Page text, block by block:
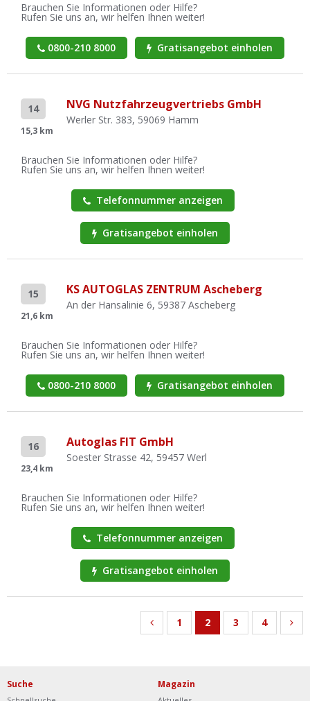
Brauchen Sie Informationen oder Hilfe?
Rufen Sie uns an, wir helfen Ihnen weiter!
0800-210 8000 Gratisangebot einholen
14
15,3 km
NVG Nutzfahrzeugvertriebs GmbH
Werler Str. 383, 59069 Hamm
Brauchen Sie Informationen oder Hilfe?
Rufen Sie uns an, wir helfen Ihnen weiter!
Telefonnummer anzeigen
Gratisangebot einholen
15
21,6 km
KS AUTOGLAS ZENTRUM Ascheberg
An der Hansalinie 6, 59387 Ascheberg
Brauchen Sie Informationen oder Hilfe?
Rufen Sie uns an, wir helfen Ihnen weiter!
0800-210 8000 Gratisangebot einholen
16
23,4 km
Autoglas FIT GmbH
Soester Strasse 42, 59457 Werl
Brauchen Sie Informationen oder Hilfe?
Rufen Sie uns an, wir helfen Ihnen weiter!
Telefonnummer anzeigen
Gratisangebot einholen
1 2 3 4
Suche Magazin